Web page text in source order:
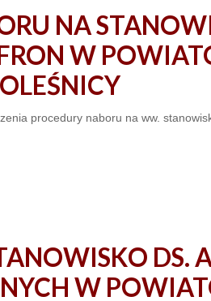
NA
W
procedury naboru na ww.
DS.
W